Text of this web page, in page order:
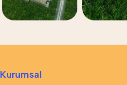
Kurumsal